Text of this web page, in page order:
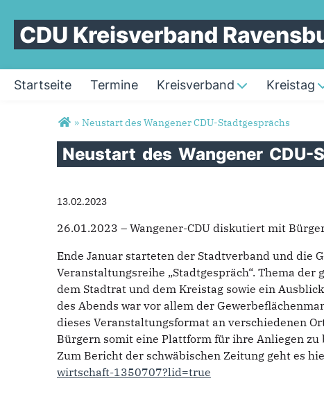
CDU Kreisverband
Startseite Termine Kreisverband Kreistag
Sie sind hier
» Neustart des Wangener CDU-Stadtgesprächs
Neustart des Wangener CDU-
13.02.2023
26.01.2023 – Wangener-CDU diskutiert mit
Ende Januar starteten der Stadtverband und die
Veranstaltungsreihe „Stadtgespräch“. Thema
dem Stadtrat und dem Kreistag sowie ein
des Abends war vor allem der
dieses Veranstaltungsformat an verschiedenen
Bürgern somit eine Plattform für ihre Anliegen zu
Zum Bericht der schwäbischen Zeitung geht es
wirtschaft-1350707?lid=true